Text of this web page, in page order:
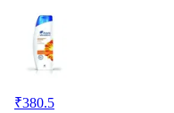
₹380.5